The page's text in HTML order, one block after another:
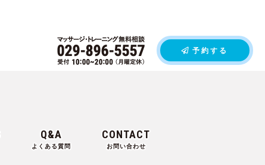
予約する
Q&A
よくある質問
CONTACT
お問い合わせ